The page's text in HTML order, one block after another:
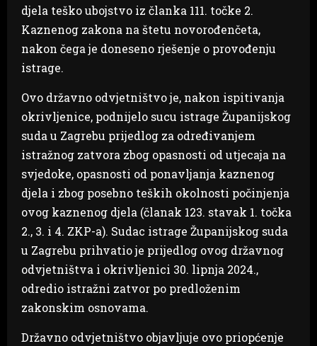
djela teško ubojstvo iz članka 111. točke 2.
Kaznenog zakona na štetu novorođenčeta,
nakon čega je doneseno rješenje o provođenju
istrage.
Ovo državno odvjetništvo je, nakon ispitivanja
okrivljenice, podnijelo sucu istrage Županijskog
suda u Zagrebu prijedlog za određivanjem
istražnog zatvora zbog opasnosti od utjecaja na
svjedoke, opasnosti od ponavljanja kaznenog
djela i zbog posebno teških okolnosti počinjenja
ovog kaznenog djela (članak 123. stavak 1. točka
2., 3. i 4. ZKP-a). Sudac istrage Županijskog suda
u Zagrebu prihvatio je prijedlog ovog državnog
odvjetništva i okrivljenici 30. lipnja 2024.,
odredio istražni zatvor po predloženim
zakonskim osnovama.
Državno odvjetništvo objavljuje ovo priopćenje